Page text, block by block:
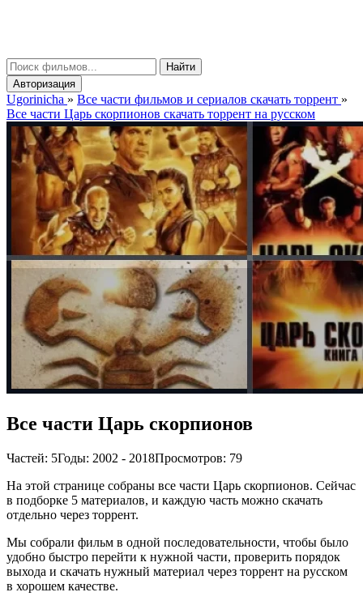
Найти
Авторизация
Ugorinicha » Все части фильмов и сериалов скачать торрент »
Все части Царь скорпионов скачать торрент на русском
Все части Царь скорпионов
Частей: 5Годы: 2002 - 2018Просмотров: 79
На этой странице собраны все части Царь скорпионов. Сейчас
в подборке 5 материалов, и каждую часть можно скачать
отдельно через торрент.
Мы собрали фильм в одной последовательности, чтобы было
удобно быстро перейти к нужной части, проверить порядок
выхода и скачать нужный материал через торрент на русском
в хорошем качестве.